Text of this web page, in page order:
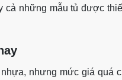
những mẫu tủ được
nhưng mức giá quá